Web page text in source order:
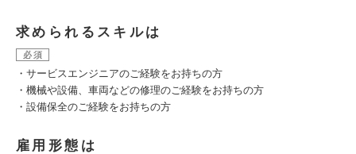
求められるスキルは
必須
・サービスエンジニアのご経験をお持ちの方
・機械や設備、車両などの修理のご経験をお持ちの方
・設備保全のご経験をお持ちの方
雇用形態は